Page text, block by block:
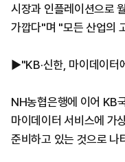
시장과 인플레이션으로
가깝다"며 "모든 산업의
▶"KB·신한, 마이데이터
NH농협은행에 이어 KB
마이데이터 서비스에 가
준비하고 있는 것으로 나